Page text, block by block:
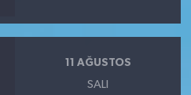
11 AĞUSTOS
SALI